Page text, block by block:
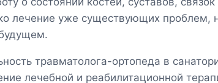
лечение уже существующих проблем,
травматолога-ортопеда в
лечебной и реабилитационной